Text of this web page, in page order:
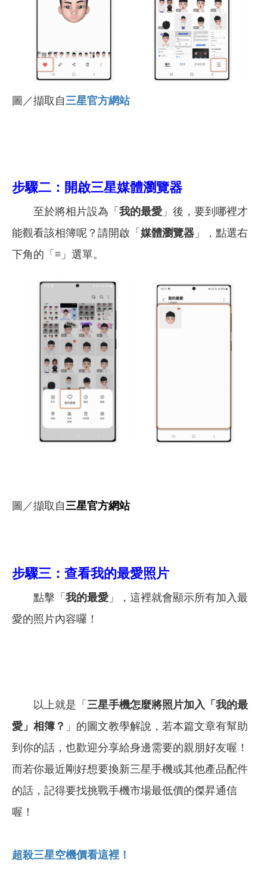
圖／擷取自三星官方網站
步驟二：開啟三星媒體瀏覽器
至於將相片設為「 我的最愛 」後，要到哪裡才
能觀看該相簿呢？請開啟「 媒體瀏覽器 」，點選右
下角的「 ≡ 」選單。
圖／擷取自三星官方網站
步驟三：查看我的最愛照片
點擊「 我的最愛 」，這裡就會顯示所有加入最
愛的照片內容囉！
以上就是「 三星手機怎麼將照片加入「我的最
愛」相簿？ 」的圖文教學解說， 若本篇文章有幫助
到你的話，也歡迎分享給身邊需要的親朋好友喔！
而若你最近剛好想要換新三星手機或其他產品配件
的話，記得要找挑戰手機市場最低價的傑昇通信
喔！
超殺三星空機價看這裡！